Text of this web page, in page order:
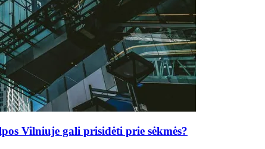
Vilniuje gali prisidėti prie sėkmės?